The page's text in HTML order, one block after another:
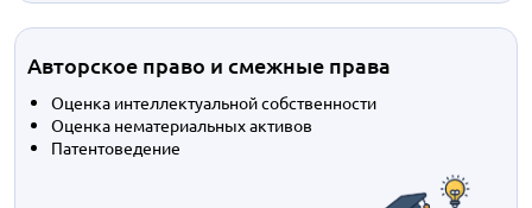
Авторское право и смежные права
Оценка интеллектуальной собственности
Оценка нематериальных активов
Патентоведение